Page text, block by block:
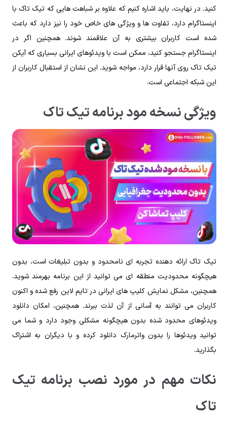
کنید. در نهایت، باید اشاره کنیم که علاوه بر شباهت‌ هایی که تیک تاک با
اینستاگرام دارد، تفاوت‌ ها و ویژگی‌ های خاص خود را نیز دارد که باعث
شده است کاربران بیشتری به آن علاقمند شوند. همچنین اگر در
اینستاگرام جستجو کنید، ممکن است با ویدئوهای ایرانی بسیاری که آیکن
تیک تاک روی آنها قرار دارد، مواجه شوید. این نشان از استقبال کاربران از
این شبکه اجتماعی است.
ویژگی نسخه مود برنامه تیک تاک
تیک تاک ارائه‌ دهنده‌ تجربه‌ ای نامحدود و بدون تبلیغات است، بدون
هیچگونه محدودیت منطقه‌ ای می توانید از این برنامه بهرمند شوید.
همچنین، مشکل نمایش کلیپ‌ های ایرانی در تایم لاین رفع شده و اکنون
کاربران می‌ توانند به آسانی از آن لذت ببرند. همچنین، امکان دانلود
ویدئوهای محدود شده بدون هیچگونه مشکلی وجود دارد و شما می‌
توانید ویدئوها را بدون واترمارک دانلود کرده و با دیگران به اشتراک
بگذارید.
نکات مهم در مورد نصب برنامه تیک
تاک